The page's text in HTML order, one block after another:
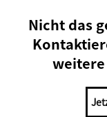
Nicht das